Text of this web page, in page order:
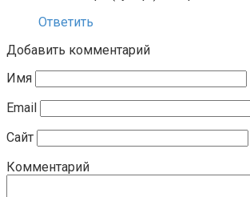
Ответить
Добавить комментарий
Имя
Email
Сайт
Комментарий